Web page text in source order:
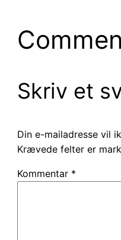
Skriv et
Din e-mailadresse vil
Krævede felter er
Kommentar *